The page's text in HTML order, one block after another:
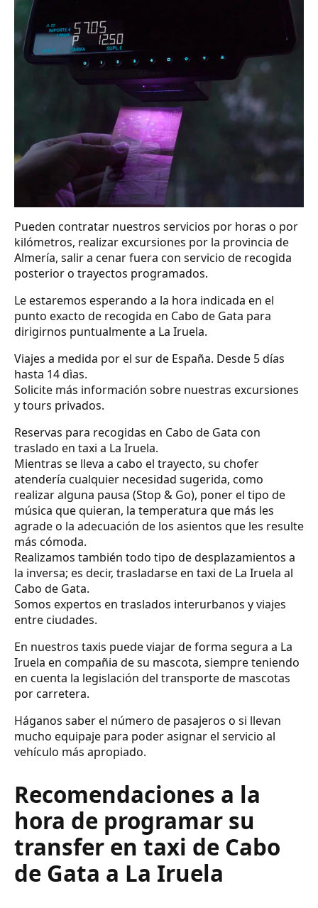
Pueden contratar nuestros servicios por horas o por
kilómetros, realizar excursiones por la provincia de
Almería, salir a cenar fuera con servicio de recogida
posterior o trayectos programados.
Le estaremos esperando a la hora indicada en el
punto exacto de recogida en Cabo de Gata para
dirigirnos puntualmente a La Iruela.
Viajes a medida por el sur de España. Desde 5 días
hasta 14 dìas.
Solicite más información sobre nuestras excursiones
y tours privados.
Reservas para recogidas en Cabo de Gata con
traslado en taxi a La Iruela.
Mientras se lleva a cabo el trayecto, su chofer
atendería cualquier necesidad sugerida, como
realizar alguna pausa (Stop & Go), poner el tipo de
música que quieran, la temperatura que más les
agrade o la adecuación de los asientos que les resulte
más cómoda.
Realizamos también todo tipo de desplazamientos a
la inversa; es decir, trasladarse en taxi de La Iruela al
Cabo de Gata.
Somos expertos en traslados interurbanos y viajes
entre ciudades.
En nuestros taxis puede viajar de forma segura a La
Iruela en compañia de su mascota, siempre teniendo
en cuenta la legislación del transporte de mascotas
por carretera.
Háganos saber el número de pasajeros o si llevan
mucho equipaje para poder asignar el servicio al
vehículo más apropiado.
Recomendaciones a la
hora de programar su
transfer en taxi de Cabo
de Gata a La Iruela